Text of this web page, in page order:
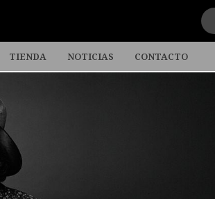
TIENDA NOTICIAS CONTACTO